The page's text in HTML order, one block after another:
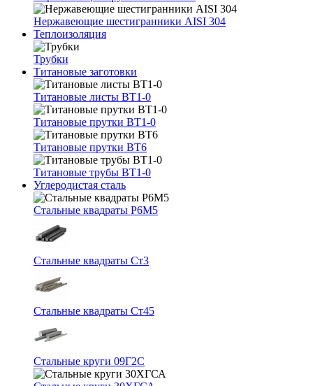
Нержавеющие шестигранники AISI 304
Теплоизоляция
Трубки
Титановые заготовки
Титановые листы ВТ1-0
Титановые прутки ВТ1-0
Титановые прутки ВТ6
Титановые трубы ВТ1-0
Углеродистая сталь
Стальные квадраты Р6М5
Стальные квадраты Ст3
Стальные квадраты Ст45
Стальные круги 09Г2С